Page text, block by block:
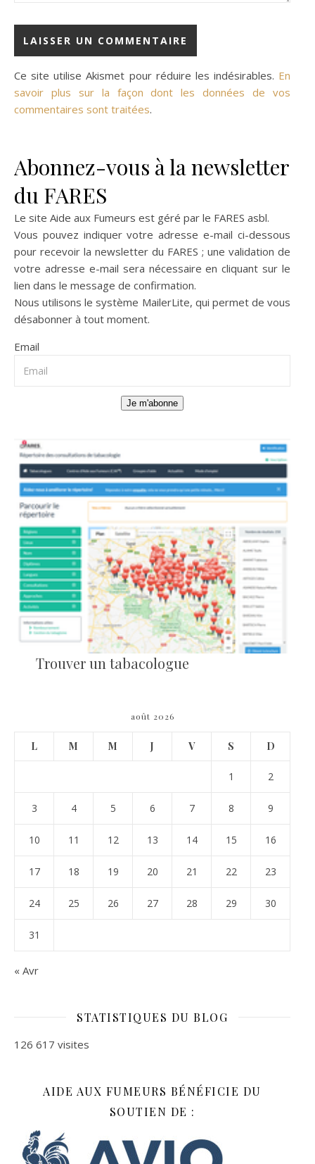
Ce site utilise Akismet pour réduire les indésirables. En
savoir plus sur la façon dont les données de vos
commentaires sont traitées.
Abonnez-vous à la newsletter
du FARES
Le site Aide aux Fumeurs est géré par le FARES asbl.
Vous pouvez indiquer votre adresse e-mail ci-dessous
pour recevoir la newsletter du FARES ; une validation de
votre adresse e-mail sera nécessaire en cliquant sur le
lien dans le message de confirmation.
Nous utilisons le système MailerLite, qui permet de vous
désabonner à tout moment.
Email
Je m'abonne
Trouver un tabacologue
août 2026
L M M J V S D
1 2
3 4 5 6 7 8 9
10 11 12 13 14 15 16
17 18 19 20 21 22 23
24 25 26 27 28 29 30
31
« Avr
STATISTIQUES DU BLOG
126 617 visites
AIDE AUX FUMEURS BÉNÉFICIE DU
SOUTIEN DE :